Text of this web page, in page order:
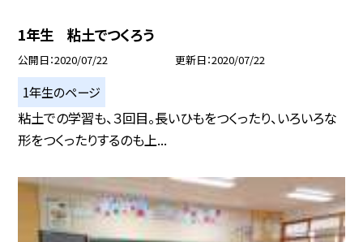
1年生 粘土でつくろう
公開日 2020/07/22 更新日 2020/07/22
1年生のページ
粘土での学習も、３回目。長いひもをつくったり、いろいろな
形をつくったりするのも上...